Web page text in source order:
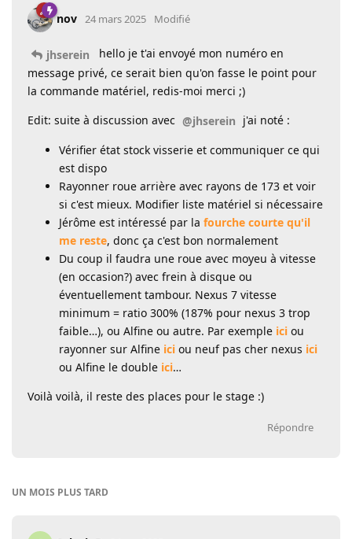
nov 24 mars 2025 Modifié
jhserein
hello je t'ai envoyé mon numéro en
message privé, ce serait bien qu'on fasse le point pour
la commande matériel, redis-moi merci ;)
Edit: suite à discussion avec @jhserein j'ai noté :
Vérifier état stock visserie et communiquer ce qui
est dispo
Rayonner roue arrière avec rayons de 173 et voir
si c'est mieux. Modifier liste matériel si nécessaire
Jérôme est intéressé par la fourche courte qu'il
me reste, donc ça c'est bon normalement
Du coup il faudra une roue avec moyeu à vitesse
(en occasion?) avec frein à disque ou
éventuellement tambour. Nexus 7 vitesse
minimum = ratio 300% (187% pour nexus 3 trop
faible…), ou Alfine ou autre. Par exemple ici ou
rayonner sur Alfine ici ou neuf pas cher nexus ici
ou Alfine le double ici…
Voilà voilà, il reste des places pour le stage :)
Répondre
UN MOIS PLUS TARD